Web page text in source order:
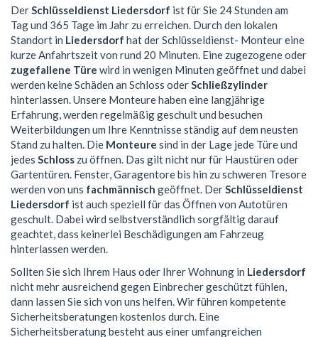
DerSchlüsseldienst Liedersdorf ist für Sie 24 Stunden am
Tag und 365 Tage im Jahr zu erreichen. Durch den lokalen
Standort in Liedersdorf hat der Schlüsseldienst- Monteur eine
kurze Anfahrtszeit von rund 20 Minuten. Eine zugezogene oder
zugefallene Türe wird in wenigen Minuten geöffnet und dabei
werden keine Schäden an Schloss oderSchließzylinder
hinterlassen. Unsere Monteure haben eine langjährige
Erfahrung, werden regelmäßig geschult und besuchen
Weiterbildungen um Ihre Kenntnisse ständig auf dem neusten
Stand zu halten. Die Monteure sind in der Lage jede Türe und
jedes Schloss zu öffnen. Das gilt nicht nur für Haustüren oder
Gartentüren. Fenster, Garagentore bis hin zu schweren Tresore
werden von uns fachmännisch geöffnet. DerSchlüsseldienst
Liedersdorf ist auch speziell für das Öffnen von Autotüren
geschult. Dabei wird selbstverständlich sorgfältig darauf
geachtet, dass keinerlei Beschädigungen am Fahrzeug
hinterlassen werden.
Sollten Sie sich Ihrem Haus oder Ihrer Wohnung in Liedersdorf
nicht mehr ausreichend gegen Einbrecher geschützt fühlen,
dann lassen Sie sich von uns helfen. Wir führen kompetente
Sicherheitsberatungen kostenlos durch. Eine
Sicherheitsberatung besteht aus einer umfangreichen